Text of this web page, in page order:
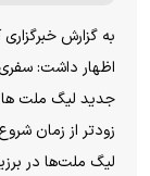
به گزارش خبرگزاری
زودتر از زمان
لیگ ملت‌ها در